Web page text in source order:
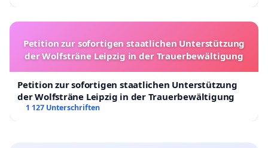
Petition zur sofortigen staatlichen Unterstützung
der Wolfsträne Leipzig in der Trauerbewältigung
Petition zur sofortigen staatlichen Unterstützung
der Wolfsträne Leipzig in der Trauerbewältigung
1 127 Unterschriften